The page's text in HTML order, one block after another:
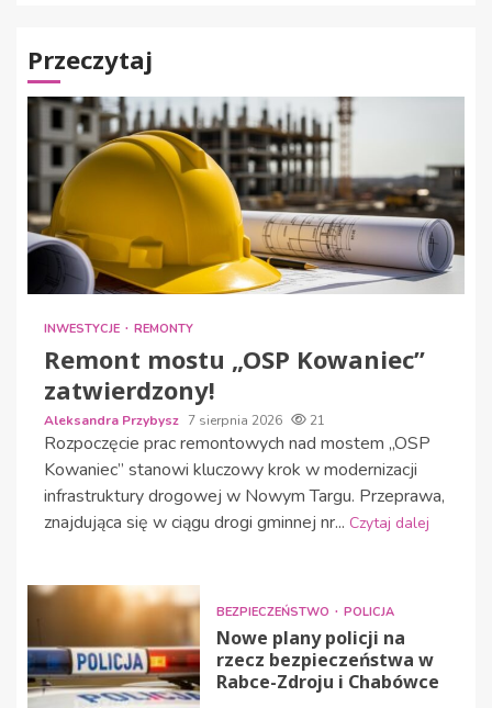
Przeczytaj
INWESTYCJE REMONTY
Remont mostu „OSP Kowaniec”
zatwierdzony!
Aleksandra Przybysz 7 sierpnia 2026 21
Rozpoczęcie prac remontowych nad mostem „OSP
Kowaniec” stanowi kluczowy krok w modernizacji
infrastruktury drogowej w Nowym Targu. Przeprawa,
znajdująca się w ciągu drogi gminnej nr... Czytaj dalej
BEZPIECZEŃSTWO POLICJA
Nowe plany policji na
rzecz bezpieczeństwa w
Rabce-Zdroju i Chabówce